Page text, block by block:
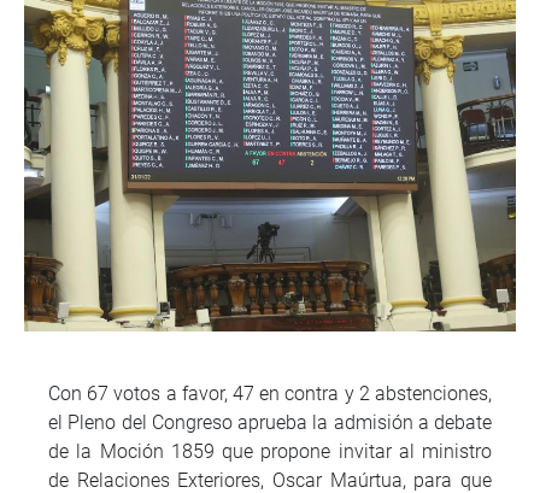
Con 67 votos a favor, 47 en contra y 2 abstenciones,
el Pleno del Congreso aprueba la admisión a debate
de la Moción 1859 que propone invitar al ministro
de Relaciones Exteriores, Oscar Maúrtua, para que